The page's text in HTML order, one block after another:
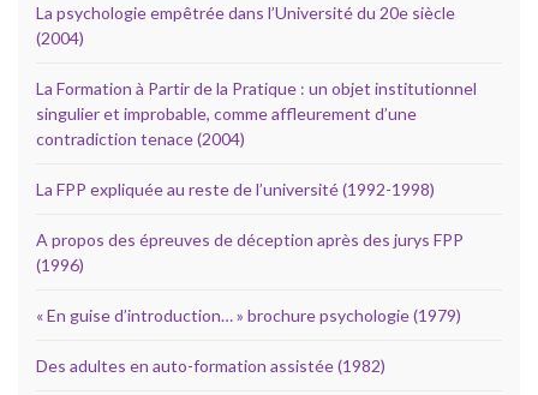
La psychologie empêtrée dans l’Université du 20e siècle
(2004)
La Formation à Partir de la Pratique : un objet institutionnel
singulier et improbable, comme affleurement d’une
contradiction tenace (2004)
La FPP expliquée au reste de l’université (1992-1998)
A propos des épreuves de déception après des jurys FPP
(1996)
« En guise d’introduction… » brochure psychologie (1979)
Des adultes en auto-formation assistée (1982)